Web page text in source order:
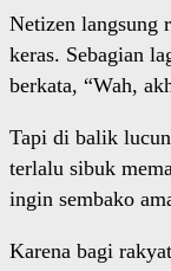
Netizen langsung
keras. Sebagian
berkata, “Wah,
Tapi di balik
terlalu sibuk
ingin sembako
Karena bagi